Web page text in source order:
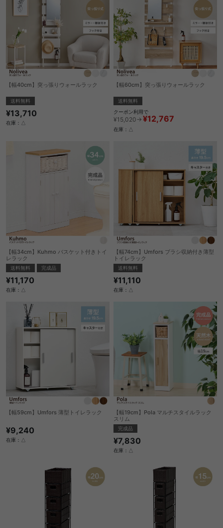
【幅40cm】突っ張りウォールラック
送料無料
¥13,710
在庫：△
【幅60cm】突っ張りウォールラック
送料無料
クーポン利用で
¥15,020→ ¥12,767
在庫：△
【幅34cm】Kuhmo バスケット付きトイ
レラック
送料無料 完成品
¥11,170
在庫：△
【幅74cm】Umfors ブラシ収納付き薄型
トイレラック
送料無料
¥11,110
在庫：△
【幅59cm】Umfors 薄型トイレラック
¥9,240
在庫：△
【幅19cm】Pola マルチスタイルラック
スリム
完成品
¥7,830
在庫：△